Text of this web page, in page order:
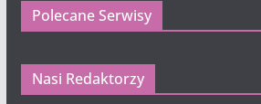
Polecane Serwisy
Nasi Redaktorzy